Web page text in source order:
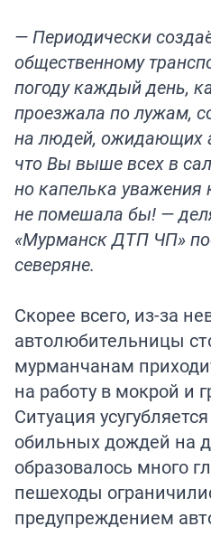
— Периодически
общественному
погоду каждый день,
проезжала по лужам,
на людей, ожидающих
что Вы выше всех в
но капелька
не помешала бы! —
«Мурманск ДТП ЧП»
северяне.
Скорее всего, из-за
автолюбительницы
мурманчанам
на работу в мокрой и
Ситуация
обильных дождей на
образовалось много
пешеходы
предупреждением